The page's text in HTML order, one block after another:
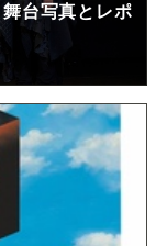
台写真とレポ